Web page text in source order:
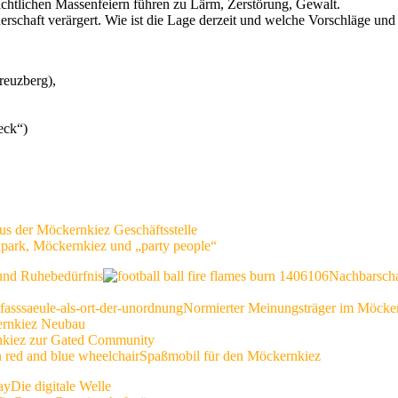
Massenfeiern führen zu Lärm, Zerstörung, Gewalt.
verärgert. Wie ist die Lage derzeit und welche Vorschläge
der Möckernkiez Geschäftsstelle
Möckernkiez und „party people“
Ruhebedürfnis
Normierter Meinungsträger im
Neubau
zur Gated Community
Spaßmobil für den Möckernkiez
Die digitale Welle